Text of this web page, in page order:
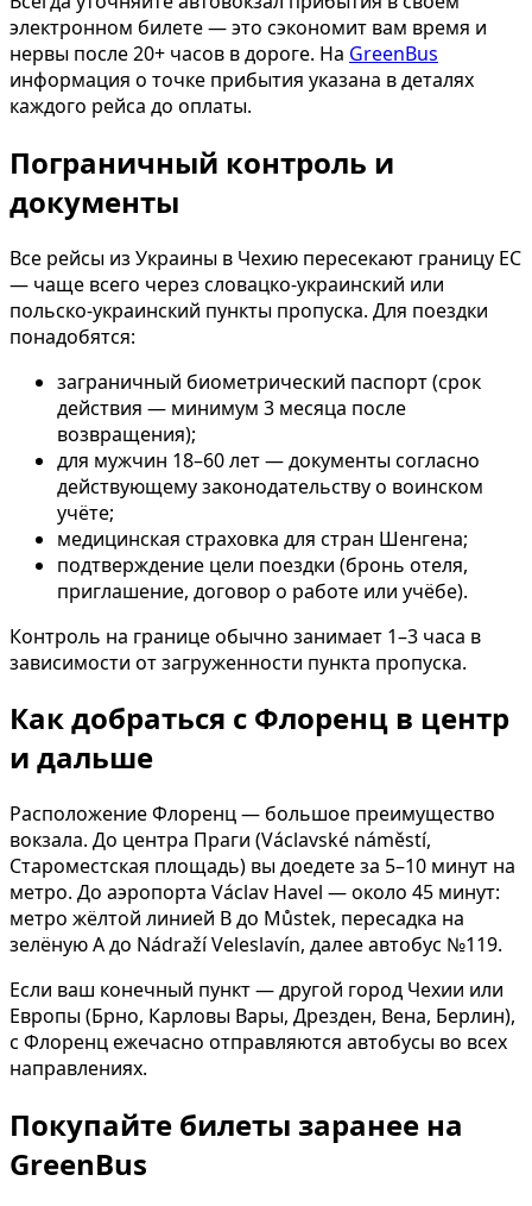
электронном билете — это сэкономит вам время и
нервы после 20+ часов в дороге. На GreenBus
информация о точке прибытия указана в деталях
каждого рейса до оплаты.
Пограничный контроль и
документы
Все рейсы из Украины в Чехию пересекают границу ЕС
— чаще всего через словацко-украинский или
польско-украинский пункты пропуска. Для поездки
понадобятся:
заграничный биометрический паспорт (срок
действия — минимум 3 месяца после
возвращения);
для мужчин 18–60 лет — документы согласно
действующему законодательству о воинском
учёте;
медицинская страховка для стран Шенгена;
подтверждение цели поездки (бронь отеля,
приглашение, договор о работе или учёбе).
Контроль на границе обычно занимает 1–3 часа в
зависимости от загруженности пункта пропуска.
Как добраться с Флоренц в центр
и дальше
Расположение Флоренц — большое преимущество
вокзала. До центра Праги (Václavské náměstí,
Староместская площадь) вы доедете за 5–10 минут на
метро. До аэропорта Václav Havel — около 45 минут:
метро жёлтой линией B до Můstek, пересадка на
зелёную A до Nádraží Veleslavín, далее автобус №119.
Если ваш конечный пункт — другой город Чехии или
Европы (Брно, Карловы Вары, Дрезден, Вена, Берлин),
с Флоренц ежечасно отправляются автобусы во всех
направлениях.
Покупайте билеты заранее на
GreenBus